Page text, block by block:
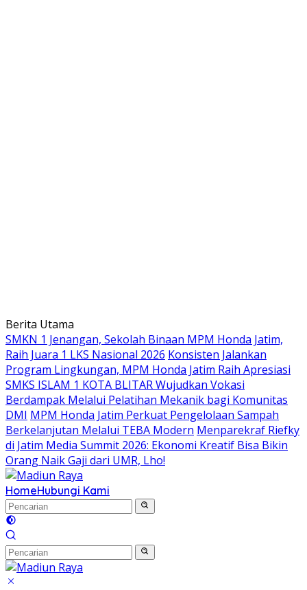
Langsung
ke
konten
Berita Utama
SMKN 1 Jenangan, Sekolah Binaan MPM Honda Jatim,
Raih Juara 1 LKS Nasional 2026 Konsisten Jalankan
Program Lingkungan, MPM Honda Jatim Raih Apresiasi
SMKS ISLAM 1 KOTA BLITAR Wujudkan Vokasi
Berdampak Melalui Pelatihan Mekanik bagi Komunitas
DMI MPM Honda Jatim Perkuat Pengelolaan Sampah
Berkelanjutan Melalui TEBA Modern Menparekraf Riefky
di Jatim Media Summit 2026: Ekonomi Kreatif Bisa Bikin
Orang Naik Gaji dari UMR, Lho!
HomeHubungi Kami